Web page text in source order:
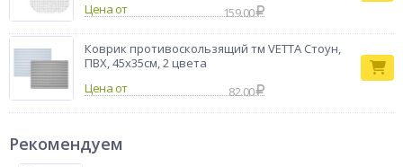
Цена от
159.00
Коврик противоскользящий тм VETTA Стоун,
ПВХ, 45x35см, 2 цвета
Цена от
82.00
Рекомендуем